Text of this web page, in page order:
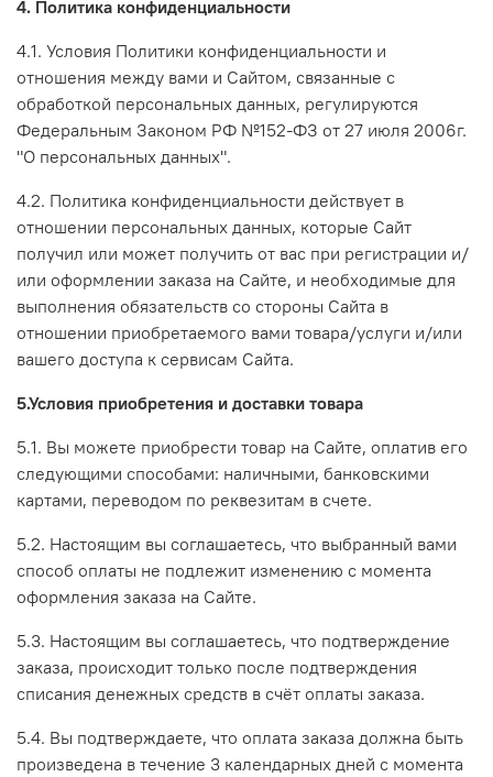
4. Политика конфиденциальности
4.1. Условия Политики конфиденциальности и
отношения между вами и Сайтом, связанные с
обработкой персональных данных, регулируются
Федеральным Законом РФ №152-ФЗ от 27 июля 2006г.
"О персональных данных".
4.2. Политика конфиденциальности действует в
отношении персональных данных, которые Сайт
получил или может получить от вас при регистрации и/
или оформлении заказа на Сайте, и необходимые для
выполнения обязательств со стороны Сайта в
отношении приобретаемого вами товара/услуги и/или
вашего доступа к сервисам Сайта.
5.Условия приобретения и доставки товара
5.1. Вы можете приобрести товар на Сайте, оплатив его
следующими способами: наличными, банковскими
картами, переводом по реквезитам в счете.
5.2. Настоящим вы соглашаетесь, что выбранный вами
способ оплаты не подлежит изменению с момента
оформления заказа на Сайте.
5.3. Настоящим вы соглашаетесь, что подтверждение
заказа, происходит только после подтверждения
списания денежных средств в счёт оплаты заказа.
5.4. Вы подтверждаете, что оплата заказа должна быть
произведена в течение 3 календарных дней с момента